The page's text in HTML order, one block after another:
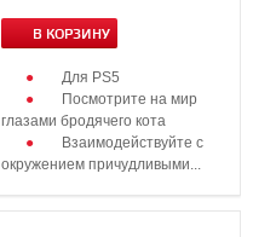
В КОРЗИНУ
Для PS5
‎Посмотрите на мир
глазами бродячего кота
Взаимодействуйте с
окружением причудливыми...